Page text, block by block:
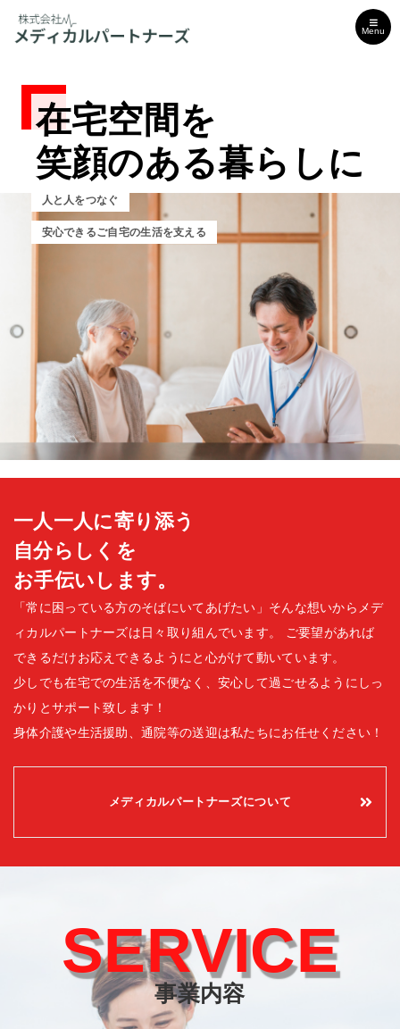
Menu
在宅空間を
笑顔のある暮らしに
人と人をつなぐ
最安心できるご自宅の生活を支える
在宅空間を
笑顔のある暮らしに
人と人をつなぐ
安心できるご自宅の生活を支える
在宅空間を
笑顔のある暮らしに
人と人をつなぐ
安心できるご自宅の生活を支える
一人一人に寄り添う
自分らしくを
お手伝いします。
「常に困っている方のそばにいてあげたい」そんな想いからメデ
ィカルパートナーズは日々取り組んでいます。
ご要望があれば
できるだけお応えできるようにと心がけて動いています。
少しでも在宅での生活を不便なく、安心して過ごせるようにしっ
かりとサポート致します！
身体介護や生活援助、通院等の送迎は私たちにお任せください！
メディカルパートナーズについて
事業内容
SERVICE